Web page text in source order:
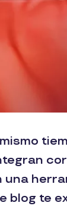
una
blog te